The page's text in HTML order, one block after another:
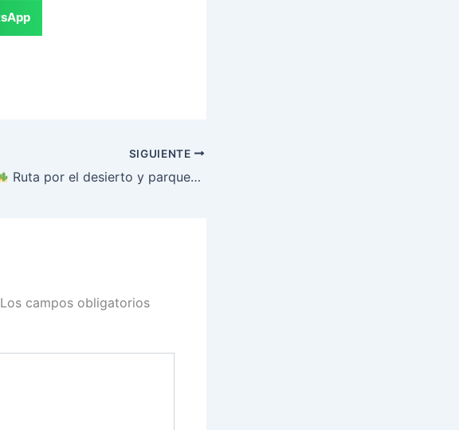
SIGUIENTE
Ruta por el desierto y parques naturales de EE.UU. – 7 mejores opciones
Los campos obligatorios